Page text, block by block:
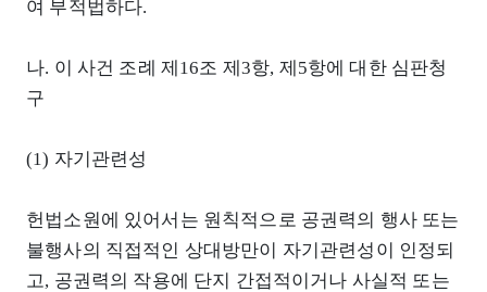
여 부적법하다.
나. 이 사건 조례 제16조 제3항, 제5항에 대한 심판청
구
(1) 자기관련성
헌법소원에 있어서는 원칙적으로 공권력의 행사 또는
불행사의 직접적인 상대방만이 자기관련성이 인정되
고, 공권력의 작용에 단지 간접적이거나 사실적 또는